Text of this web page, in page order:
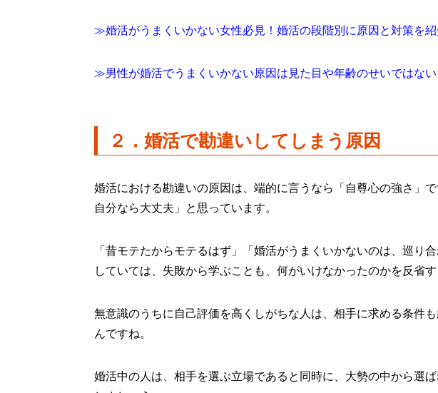
≫婚活がうまくいかない女性必見！婚活の段階別に原因と対策を紹
≫男性が婚活でうまくいかない原因は見た目や年齢のせいではない
２． 婚活で勘違いしてしまう原因
婚活における勘違いの原因は、端的に言うなら「自尊心の強さ」
自分なら大丈夫」と思っています。
「昔モテたからモテるはず」「婚活がうまくいかないのは、巡
していては、失敗から学ぶことも、何がいけなかったのかを反省す
無意識のうちに自己評価を高くしがちな人は、相手に求める条件
んですね。
婚活中の人は、相手を選ぶ立場であると同時に、大勢の中から選